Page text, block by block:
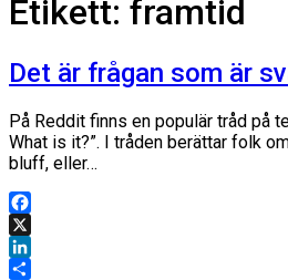
Etikett: framtid
Det är frågan som är
På Reddit finns en populär tråd på
What is it?”. I tråden berättar folk
bluff, eller…
Facebook
X
LinkedIn